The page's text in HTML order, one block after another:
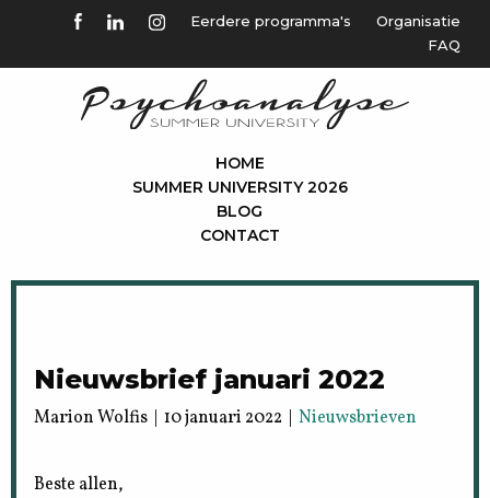
Eerdere programma's
Organisatie
FAQ
HOME
SUMMER UNIVERSITY 2026
BLOG
CONTACT
Nieuwsbrief januari 2022
Marion Wolfis | 10 januari 2022 |Nieuwsbrieven
Beste allen,